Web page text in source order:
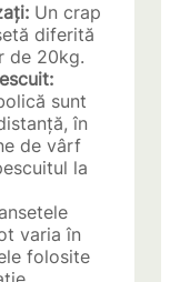
Un crap
diferită
de 20kg.
sunt
în
de vârf
la
varia în
folosite